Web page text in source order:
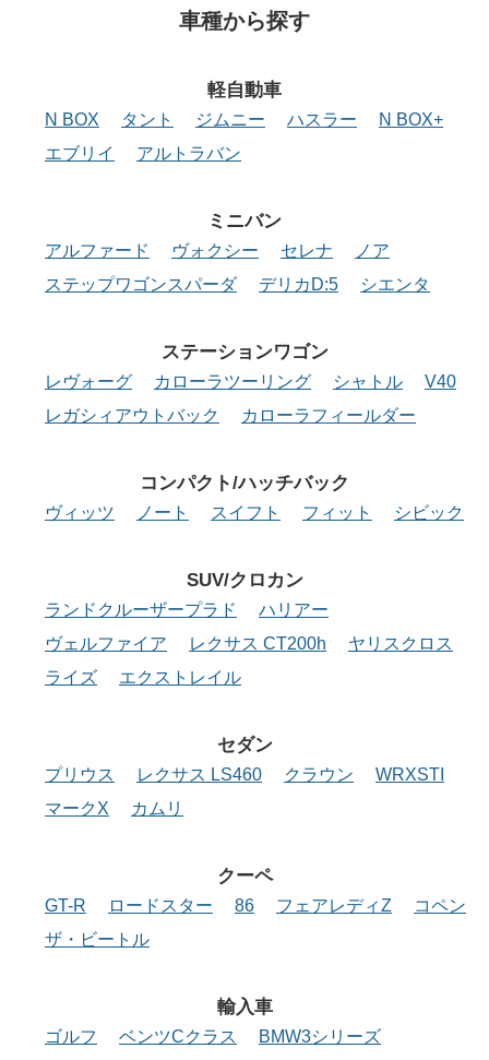
車種から探す
軽自動車
N BOX タント ジムニー ハスラー
N BOX+
エブリイ
アルトラバン
ミニバン
アルファード ヴォクシー セレナ
ノア
ステップワゴンスパーダ
デリカD:5 シエンタ
ステーションワゴン
レヴォーグ カローラツーリング シャトル
V40
レガシィアウトバック
カローラフィールダー
コンパクト/ハッチバック
ヴィッツ ノート スイフト フィット シビック
SUV/クロカン
ランドクルーザープラド
ハリアー
ヴェルファイア
レクサス CT200h
ヤリスクロス
ライズ
エクストレイル
セダン
プリウス レクサス LS460 クラウン
WRXSTI
マークX
カムリ
クーペ
GT-R ロードスター 86 フェアレディZ
コペン
ザ・ビートル
輸入車
ゴルフ ベンツCクラス
BMW3シリーズ